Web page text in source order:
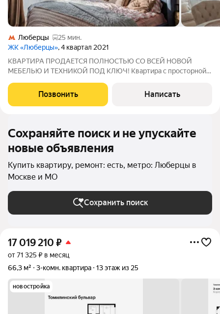
Люберцы
25 мин.
ЖК «Люберцы», 4 квартал 2021
КВАРТИРА ПРОДАЕТСЯ ПОЛНОСТЬЮ СО ВСЕЙ НОВОЙ
МЕБЕЛЬЮ И ТЕХНИКОЙ ПОД КЛЮЧ! Квартира с просторной
лоджии 6 кв.м и 4 кв.м., в которых можно обустроить , зону
отдыха , кабинет или места хранения .
Позвонить Написать
Сохраняйте поиск и не упускайте
новые объявления
Купить квартиру, ремонт: есть, метро: Люберцы в
Москве и МО
Сохранить поиск
17 019 210 ₽
от 71 325 ₽ в месяц
66,3 м²
3-комн. квартира 13 этаж из 25
новостройка